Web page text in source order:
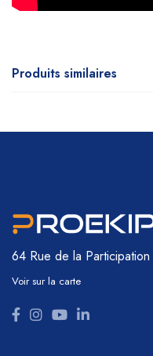
Produits similaires
64 Rue de la Participation
Voir sur la carte